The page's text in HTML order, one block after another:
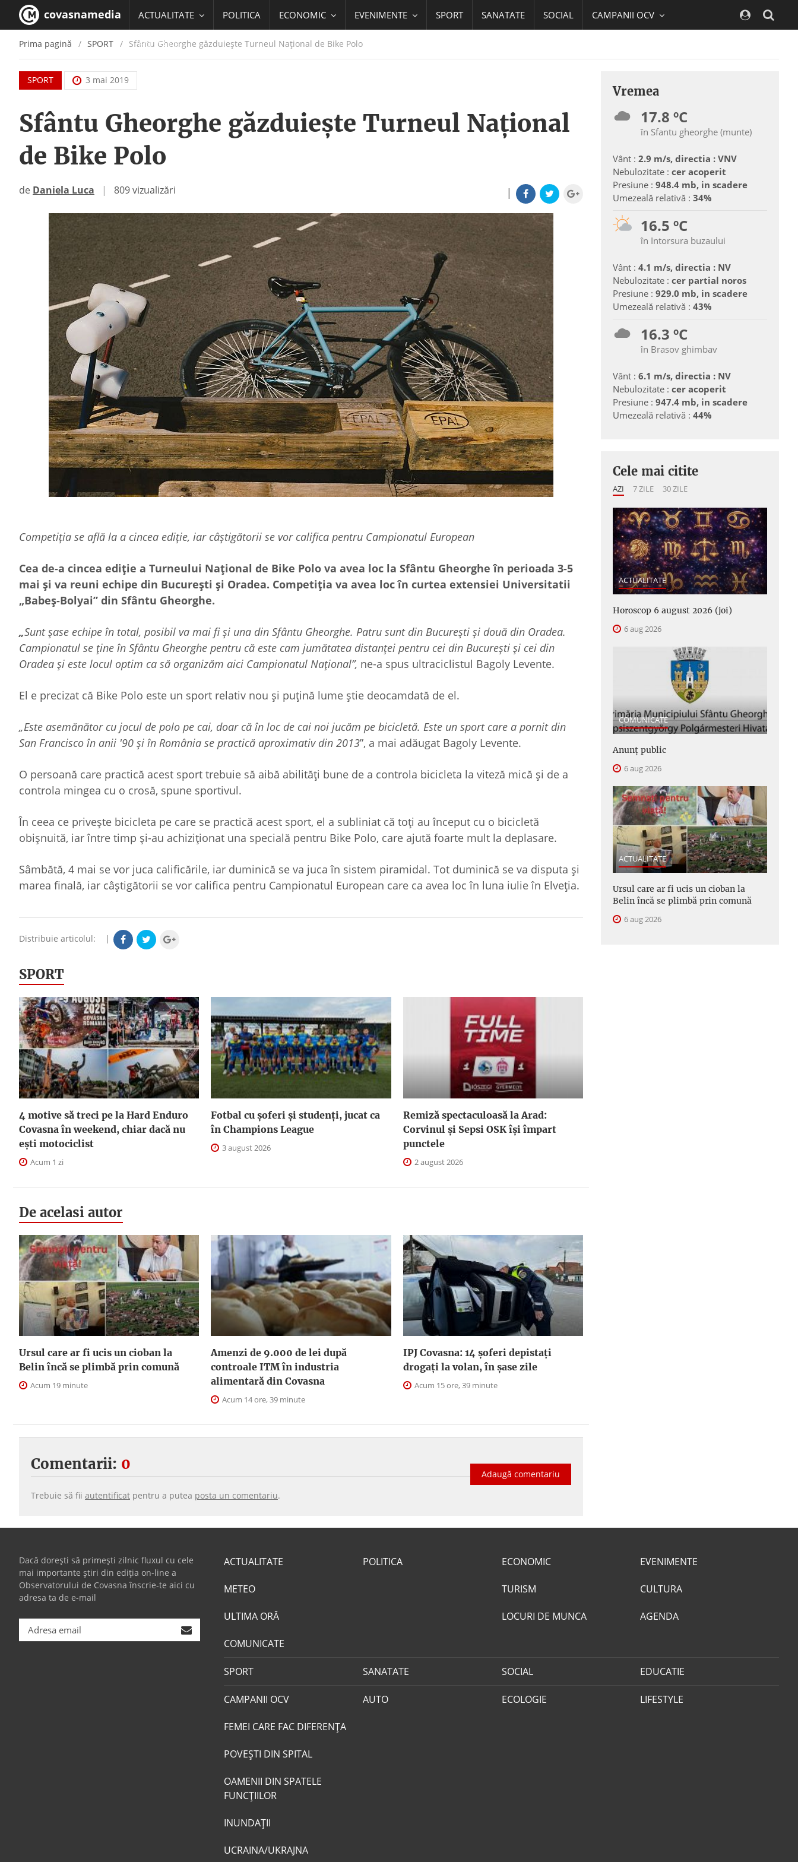
covasnamedia ACTUALITATE POLITICA ECONOMIC EVENIMENTE SPORT SANATATE SOCIAL CAMPANII OCV
EDUCATIE
Prima pagină SPORT Sfântu Gheorghe găzduiește Turneul Național de Bike Polo
SPORT 3 mai 2019
Sfântu Gheorghe găzduiește Turneul Național
de Bike Polo
|
de Daniela Luca | 809 vizualizări
Competiția se află la a cincea ediție, iar câștigătorii se vor califica pentru Campionatul European
Cea de-a cincea ediție a Turneului Național de Bike Polo va avea loc la Sfântu Gheorghe în perioada 3-5
mai și va reuni echipe din București și Oradea. Competiția va avea loc în curtea extensiei Universitatii
„Babeș-Bolyai” din Sfântu Gheorghe.
„Sunt șase echipe în total, posibil va mai fi și una din Sfântu Gheorghe. Patru sunt din București și două din Oradea.
Campionatul se ține în Sfântu Gheorghe pentru că este cam jumătatea distanței pentru cei din București și cei din
Oradea și este locul optim ca să organizăm aici Campionatul Național”, ne-a spus ultraciclistul Bagoly Levente.
El e precizat că Bike Polo este un sport relativ nou și puțină lume știe deocamdată de el.
„Este asemănător cu jocul de polo pe cai, doar că în loc de cai noi jucăm pe bicicletă. Este un sport care a pornit din
San Francisco în anii '90 și în România se practică aproximativ din 2013”, a mai adăugat Bagoly Levente.
O persoană care practică acest sport trebuie să aibă abilități bune de a controla bicicleta la viteză mică și de a
controla mingea cu o crosă, spune sportivul.
În ceea ce privește bicicleta pe care se practică acest sport, el a subliniat că toți au început cu o bicicletă
obișnuită, iar între timp și-au achiziționat una specială pentru Bike Polo, care ajută foarte mult la deplasare.
Sâmbătă, 4 mai se vor juca calificările, iar duminică se va juca în sistem piramidal. Tot duminică se va disputa și
marea finală, iar câștigătorii se vor califica pentru Campionatul European care ca avea loc în luna iulie în Elveția.
Distribuie articolul: |
SPORT
4 motive să treci pe la Hard Enduro
Covasna în weekend, chiar dacă nu
ești motociclist
Acum 1 zi
Fotbal cu șoferi și studenți, jucat ca
în Champions League
3 august 2026
Remiză spectaculoasă la Arad:
Corvinul și Sepsi OSK îşi împart
punctele
2 august 2026
De acelasi autor
Ursul care ar fi ucis un cioban la
Belin încă se plimbă prin comună
Acum 19 minute
Amenzi de 9.000 de lei după
controale ITM în industria
alimentară din Covasna
Acum 14 ore, 39 minute
IPJ Covasna: 14 șoferi depistați
drogați la volan, în șase zile
Acum 15 ore, 39 minute
Comentarii: 0
Adaugă comentariu
Trebuie să fii autentificat pentru a putea posta un comentariu.
Vremea
17.8 ºC
în Sfantu gheorghe (munte)
Vânt : 2.9 m/s, directia : VNV
Nebulozitate : cer acoperit
Presiune : 948.4 mb, in scadere
Umezeală relativă : 34%
16.5 ºC
în Intorsura buzaului
Vânt : 4.1 m/s, directia : NV
Nebulozitate : cer partial noros
Presiune : 929.0 mb, in scadere
Umezeală relativă : 43%
16.3 ºC
în Brasov ghimbav
Vânt : 6.1 m/s, directia : NV
Nebulozitate : cer acoperit
Presiune : 947.4 mb, in scadere
Umezeală relativă : 44%
Cele mai citite
AZI 7 ZILE 30 ZILE
ACTUALITATE
Horoscop 6 august 2026 (joi)
6 aug 2026
COMUNICATE
Anunţ public
6 aug 2026
ACTUALITATE
Ursul care ar fi ucis un cioban la
Belin încă se plimbă prin comună
6 aug 2026
Dacă dorești să primești zilnic fluxul cu cele
mai importante știri din ediția on-line a
Observatorului de Covasna înscrie-te aici cu
adresa ta de e-mail
ACTUALITATE
METEO
ULTIMA ORĂ
COMUNICATE
POLITICA ECONOMIC
TURISM
LOCURI DE MUNCA
EVENIMENTE
CULTURA
AGENDA
SPORT SANATATE SOCIAL EDUCATIE
CAMPANII OCV
FEMEI CARE FAC DIFERENȚA
POVEŞTI DIN SPITAL
OAMENII DIN SPATELE
FUNCŢIILOR
INUNDAŢII
UCRAINA/UKRAJNA
AUTO ECOLOGIE LIFESTYLE